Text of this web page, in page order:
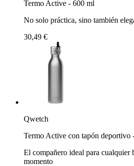
Termo Active - 600 ml
No solo práctica, sino también
30,49 €
Qwetch
Termo Active con tapón deportivo
El compañero ideal para cualquier
momento